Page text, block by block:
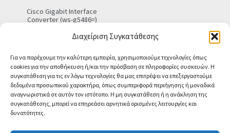
Διαχείριση Συγκατάθεσης
Για να παρέχουμε την καλύτερη εμπειρία, χρησιμοποιούμε τεχνολογίες όπως
cookies για την αποθήκευση ή/και την πρόσβαση σε πληροφορίες συσκευών. Η
συγκατάθεση για τις εν λόγω τεχνολογίες θα μας επιτρέψει να επεξεργαστούμε
δεδομένα προσωπικού χαρακτήρα, όπως συμπεριφορά περιήγησης ή μοναδικά
αναγνωριστικά σε αυτόν τον ιστότοπο. Η μη συγκατάθεση ή η ανάκληση της
συγκατάθεσης, μπορεί να επηρεάσει αρνητικά ορισμένες λειτουργίες και
δυνατότητες.
Cisco Gigabit Interface
Converter (ws-g5486=)
Τελική τιμή
Προσθήκη στο καλάθι
© CA-MICROLAND 2026